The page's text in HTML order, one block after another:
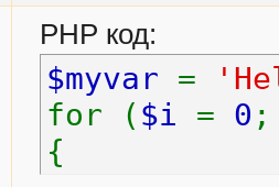
PHP код:
$myvar =
for ( $i = 0
{